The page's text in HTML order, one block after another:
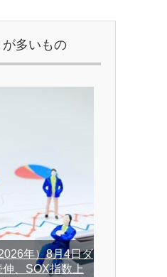
多いもの
年）8月4日ダ
、SOX指数上